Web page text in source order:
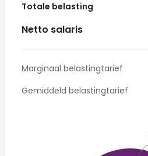
Totale belasting
Netto salaris
Marginaal belastingtarief
Gemiddeld belastingtarief